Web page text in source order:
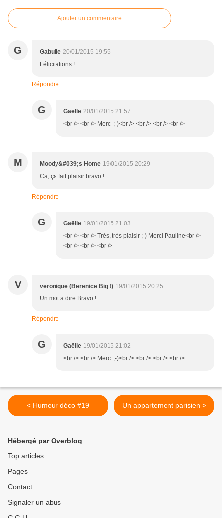
Ajouter un commentaire
G Gabulle 20/01/2015 19:55
Félicitations !
Répondre
G Gaëlle 20/01/2015 21:57
<br /> <br /> Merci ;-)<br /> <br /> <br /> <br />
M Moody&#039;s Home 19/01/2015 20:29
Ca, ça fait plaisir bravo !
Répondre
G Gaëlle 19/01/2015 21:03
<br /> <br /> Très, très plaisir ;-) Merci Pauline<br />
<br /> <br /> <br />
V veronique (Berenice Big !) 19/01/2015 20:25
Un mot à dire Bravo !
Répondre
G Gaëlle 19/01/2015 21:02
<br /> <br /> Merci ;-)<br /> <br /> <br /> <br />
< Humeur déco #19 Un appartement parisien >
Hébergé par Overblog
Top articles
Pages
Contact
Signaler un abus